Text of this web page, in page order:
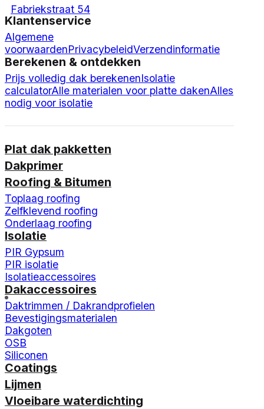
Fabriekstraat 54
Klantenservice
Algemene
voorwaardenPrivacybeleidVerzendinformatie
Berekenen & ontdekken
Prijs volledig dak berekenenIsolatie
calculatorAlle materialen voor platte dakenAlles
nodig voor isolatie
Plat dak pakketten
Dakprimer
Roofing & Bitumen
Toplaag roofing
Zelfklevend roofing
Onderlaag roofing
Isolatie
PIR Gypsum
PIR isolatie
Isolatieaccessoires
Dakaccessoires
Daktrimmen / Dakrandprofielen
Bevestigingsmaterialen
Dakgoten
OSB
Siliconen
Coatings
Lijmen
Vloeibare waterdichting